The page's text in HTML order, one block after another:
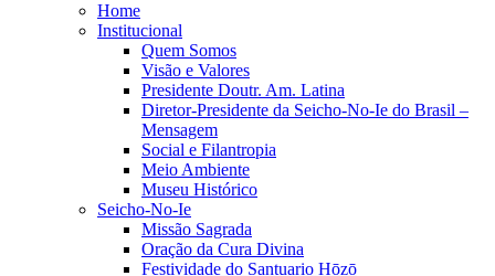
Home
Institucional
Quem Somos
Visão e Valores
Presidente Doutr. Am. Latina
Diretor-Presidente da Seicho-No-Ie do Brasil –
Mensagem
Social e Filantropia
Meio Ambiente
Museu Histórico
Seicho-No-Ie
Missão Sagrada
Oração da Cura Divina
Festividade do Santuario Hōzō